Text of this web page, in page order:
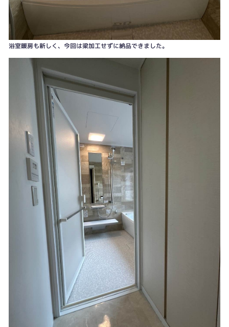
浴室暖房も新しく、今回は梁加工せずに納品できました。